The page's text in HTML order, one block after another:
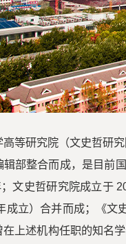
高等研究院（文史哲研
辑部整合而成，是目前
文史哲研究院成立于
成立）合并而成；《文
上述机构任职的知名